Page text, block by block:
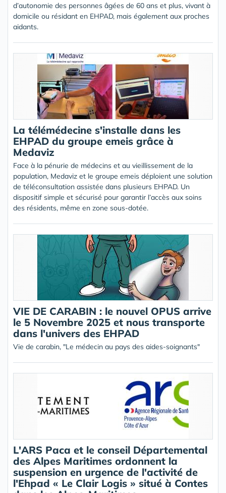
d’autonomie des personnes âgées de 60 ans et plus, vivant à
domicile ou résidant en EHPAD, mais également aux proches
aidants.
La télémédecine s'installe dans les
EHPAD du groupe emeis grâce à
Medaviz
Face à la pénurie de médecins et au vieillissement de la
population, Medaviz et le groupe emeis déploient une solution
de téléconsultation assistée dans plusieurs EHPAD. Un
dispositif simple et sécurisé pour garantir l’accès aux soins
des résidents, même en zone sous-dotée.
VIE DE CARABIN : le nouvel OPUS arrive
le 5 Novembre 2025 et nous transporte
dans l'univers des EHPAD
Vie de carabin, "Le médecin au pays des aides-soignants"
L'ARS Paca et le conseil Départemental
des Alpes Maritimes ordonnent la
suspension en urgence de l'activité de
l'Ehpad « Le Clair Logis » situé à Contes